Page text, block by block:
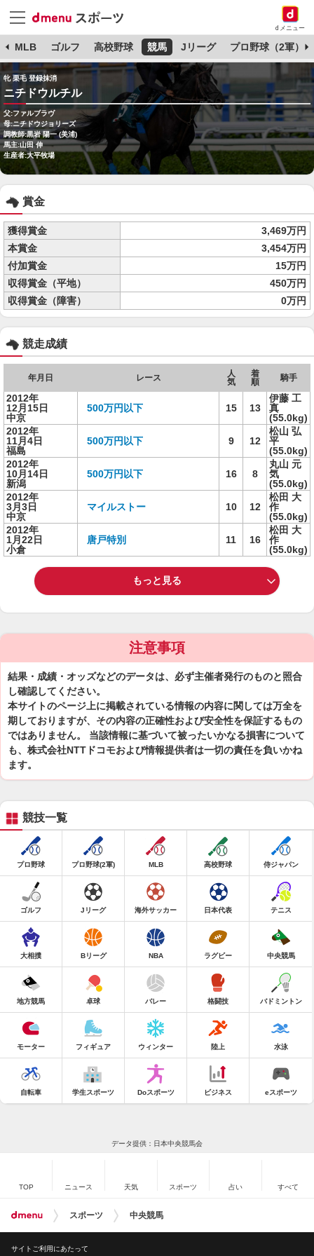
dメニュー
MLB ゴルフ 高校野球 競馬 Jリーグ プロ野球（2軍）
牝 栗毛 登録抹消
ニチドウルチル
父:ファルブラヴ
母:ニチドウジョリーズ
調教師:黒岩 陽一 (美浦)
馬主:山田 伸
生産者:大平牧場
賞金
獲得賞金
3,469万円
本賞金
3,454万円
付加賞金
15万円
収得賞金（平地）
450万円
収得賞金（障害）
0万円
競走成績
年月日 レース
人
気
着
順
騎手
2012年
12月15日
中京
500万円以下 15 13
伊藤 工
真
(55.0kg)
2012年
11月4日
福島
500万円以下 9 12
松山 弘
平
(55.0kg)
2012年
10月14日
新潟
500万円以下 16 8
丸山 元
気
(55.0kg)
2012年
3月3日
中京
マイルストー 10 12
松田 大
作
(55.0kg)
2012年
1月22日
小倉
唐戸特別 11 16
松田 大
作
(55.0kg)
もっと見る
注意事項
結果・成績・オッズなどのデータは、必ず主催者発行のものと照合
し確認してください。
本サイトのページ上に掲載されている情報の内容に関しては万全を
期しておりますが、その内容の正確性および安全性を保証するもの
ではありません。 当該情報に基づいて被ったいかなる損害について
も、株式会社NTTドコモおよび情報提供者は一切の責任を負いかね
ます。
競技一覧
プロ野球 プロ野球(2軍) MLB 高校野球 侍ジャパン
ゴルフ Jリーグ 海外サッカー 日本代表 テニス
大相撲 Bリーグ NBA ラグビー 中央競馬
地方競馬 卓球 バレー 格闘技 バドミントン
モーター フィギュア ウィンター 陸上 水泳
自転車 学生スポーツ Doスポーツ ビジネス eスポーツ
データ提供：日本中央競馬会
TOP ニュース 天気 スポーツ 占い すべて
スポーツ 中央競馬
サイトご利用にあたって